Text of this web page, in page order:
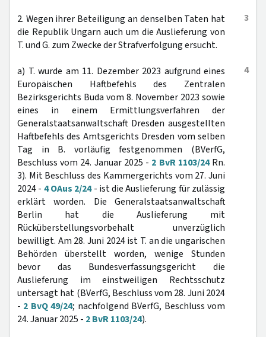
3
2. Wegen ihrer Beteiligung an denselben Taten hat
die Republik Ungarn auch um die Auslieferung von
T. und G. zum Zwecke der Strafverfolgung ersucht.
4
a) T. wurde am 11. Dezember 2023 aufgrund eines
Europäischen Haftbefehls des Zentralen
Bezirksgerichts Buda vom 8. November 2023 sowie
eines in einem Ermittlungsverfahren der
Generalstaatsanwaltschaft Dresden ausgestellten
Haftbefehls des Amtsgerichts Dresden vom selben
Tag in B. vorläufig festgenommen (BVerfG,
Beschluss vom 24. Januar 2025 - 2 BvR 1103/24Rn.
3). Mit Beschluss des Kammergerichts vom 27. Juni
2024 - 4 OAus 2/24- ist die Auslieferung für zulässig
erklärt worden. Die Generalstaatsanwaltschaft
Berlin hat die Auslieferung mit
Rücküberstellungsvorbehalt unverzüglich
bewilligt. Am 28. Juni 2024 ist T. an die ungarischen
Behörden überstellt worden, wenige Stunden
bevor das Bundesverfassungsgericht die
Auslieferung im einstweiligen Rechtsschutz
untersagt hat (BVerfG, Beschluss vom 28. Juni 2024
- 2 BvQ 49/24; nachfolgend BVerfG, Beschluss vom
24. Januar 2025 - 2 BvR 1103/24).